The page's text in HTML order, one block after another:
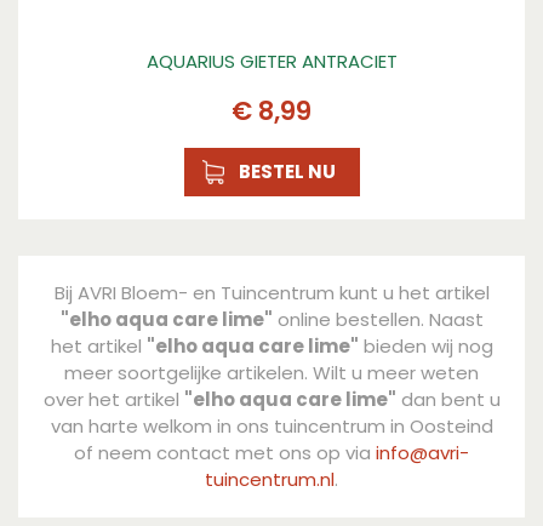
AQUARIUS GIETER ANTRACIET
€ 8,99
BESTEL NU
Bij AVRI Bloem- en Tuincentrum kunt u het artikel
"elho aqua care lime" online bestellen. Naast
het artikel "elho aqua care lime" bieden wij nog
meer soortgelijke artikelen. Wilt u meer weten
over het artikel "elho aqua care lime" dan bent u
van harte welkom in ons tuincentrum in Oosteind
of neem contact met ons op via info@avri-
tuincentrum.nl.